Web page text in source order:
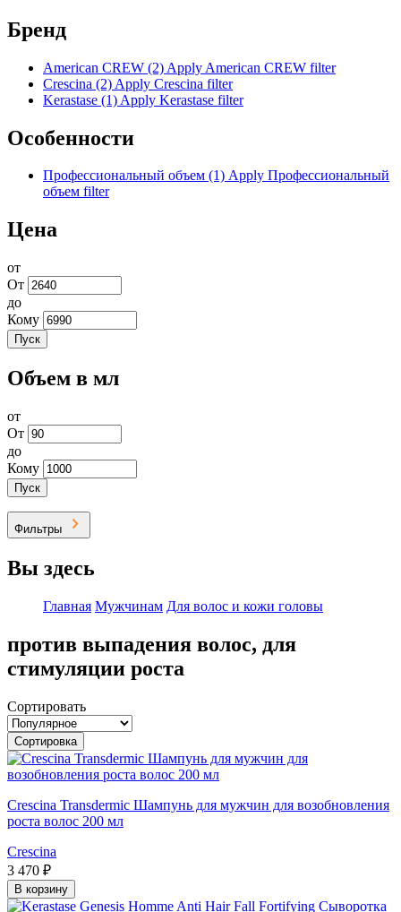
Бренд
American CREW (2) Apply American CREW filter
Crescina (2) Apply Crescina filter
Kerastase (1) Apply Kerastase filter
Особенности
Профессиональный объем (1) Apply Профессиональный
объем filter
Цена
от
От
до
Кому
Пуск
Объем в мл
от
От
до
Кому
Пуск
Фильтры
Вы здесь
Главная Мужчинам Для волос и кожи головы
против выпадения волос, для
стимуляции роста
Сортировать
Сортировка
Crescina Transdermic Шампунь для мужчин для возобновления
роста волос 200 мл
Crescina
3 470 ₽
В корзину